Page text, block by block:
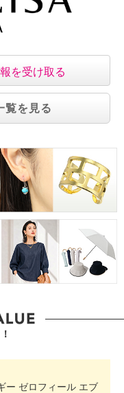
を受け取る
覧を見る
ー ゼロフィール エブ